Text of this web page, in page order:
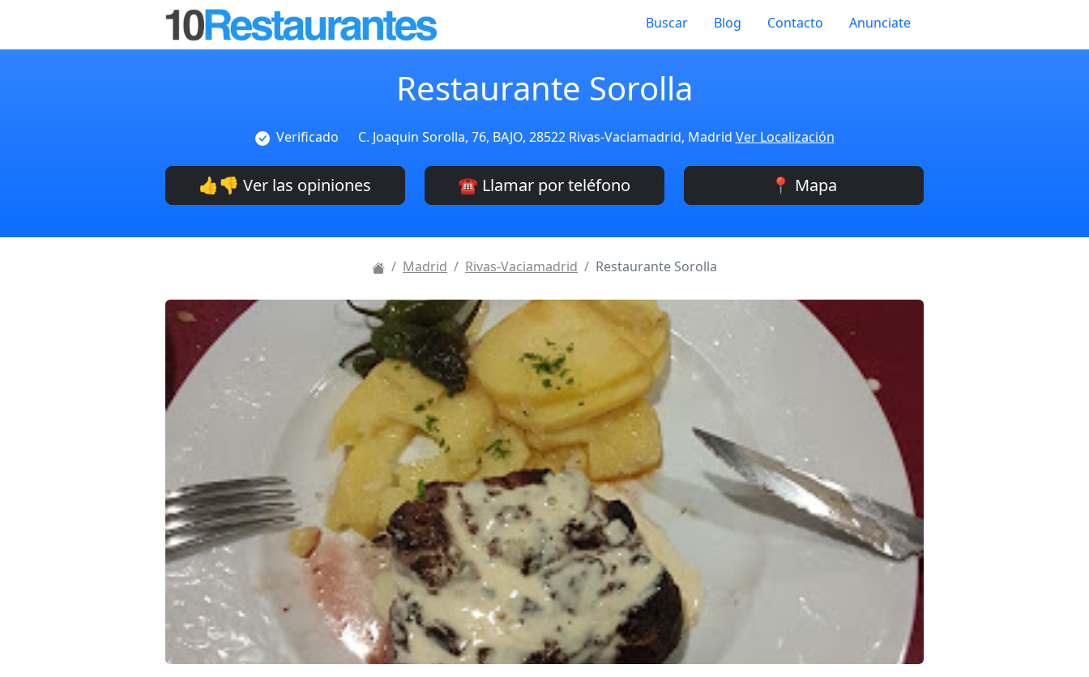
Buscar Blog Contacto Anunciate
Restaurante Sorolla
Verificado C. Joaquin Sorolla, 76, BAJO, 28522 Rivas-Vaciamadrid, Madrid Ver Localización
👍👎 Ver las opiniones ☎️ Llamar por teléfono 📍 Mapa
Madrid Rivas-Vaciamadrid Restaurante Sorolla